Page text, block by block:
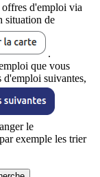
offres d'emploi via
situation de
.
que vous
suivantes,
le
exemple les trier